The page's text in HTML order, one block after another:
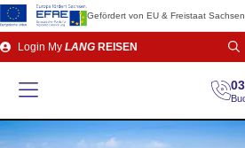
Gefördert von EU & Freistaat Sachsen
Direkt
zum
Login My LANG REISEN